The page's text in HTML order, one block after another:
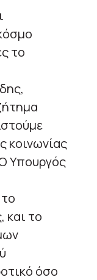
το
κοινωνίας
Υπουργός
και το
όσο